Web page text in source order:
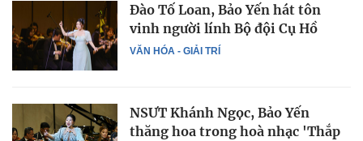
VĂN HÓA - GIẢI TRÍ
Đào Tố Loan, Bảo Yến hát tôn
vinh người lính Bộ đội Cụ Hồ
NSƯT Khánh Ngọc, Bảo Yến
thăng hoa trong hoà nhạc 'Thắp